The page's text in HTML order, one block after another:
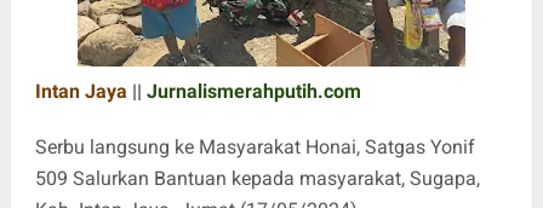
Intan Jaya || Jurnalismerahputih.com
Serbu langsung ke Masyarakat Honai, Satgas Yonif
509 Salurkan Bantuan kepada masyarakat, Sugapa,